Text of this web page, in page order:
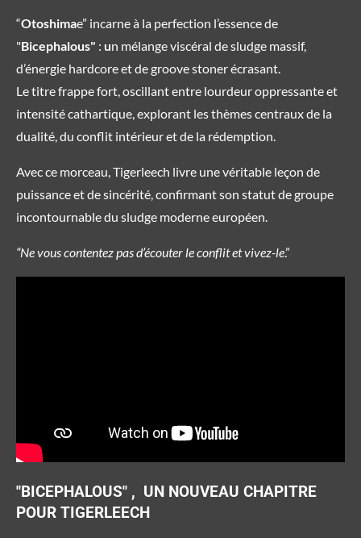
“Otoshimae” incarne à la perfection l’essence de
"Bicephalous" : un mélange viscéral de sludge massif,
d’énergie hardcore et de groove stoner écrasant.
Le titre frappe fort, oscillant entre lourdeur oppressante et
intensité cathartique, explorant les thèmes centraux de la
dualité, du conflit intérieur et de la rédemption.
Avec ce morceau, Tigerleech livre une véritable leçon de
puissance et de sincérité, confirmant son statut de groupe
incontournable du sludge moderne européen.
“Ne vous contentez pas d’écouter le conflit et vivez-le.”
"BICEPHALOUS" , UN NOUVEAU CHAPITRE
POUR TIGERLEECH